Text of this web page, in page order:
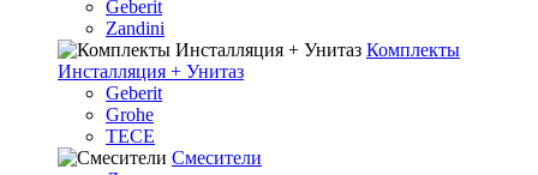
Geberit
Zandini
Комплекты
Инсталляция + Унитаз
Geberit
Grohe
TECE
Смесители